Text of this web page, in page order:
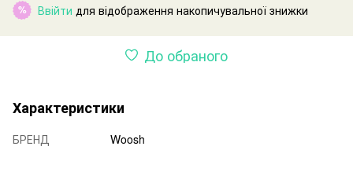
% Ввійти для відображення накопичувальної знижки
До обраного
Характеристики
БРЕНД Woosh